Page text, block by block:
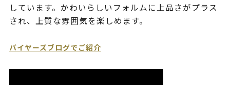
しています。かわいらしいフォルムに上品さがプラス
され、上質な雰囲気を楽しめます。
バイヤーズブログでご紹介